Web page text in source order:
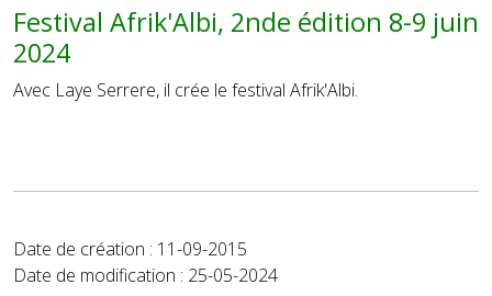
Festival Afrik'Albi, 2nde édition 8-9 juin
2024
Avec Laye Serrere, il crée le festival Afrik'Albi.
Date de création : 11-09-2015
Date de modification : 25-05-2024